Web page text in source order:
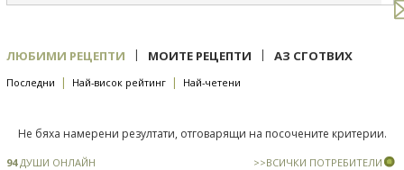
ЛЮБИМИ РЕЦЕПТИ | МОИТЕ РЕЦЕПТИ | АЗ СГОТВИХ
Последни | Най-висок рейтинг | Най-четени
Не бяха намерени резултати, отговарящи на посочените критерии.
94ДУШИ ОНЛАЙН >>ВСИЧКИ ПОТРЕБИТЕЛИ